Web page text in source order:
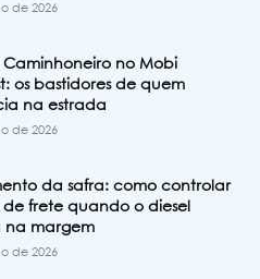
de 2026
Caminhoneiro no Mobi
os bastidores de quem
na estrada
de 2026
da safra: como controlar
de frete quando o diesel
na margem
de 2026